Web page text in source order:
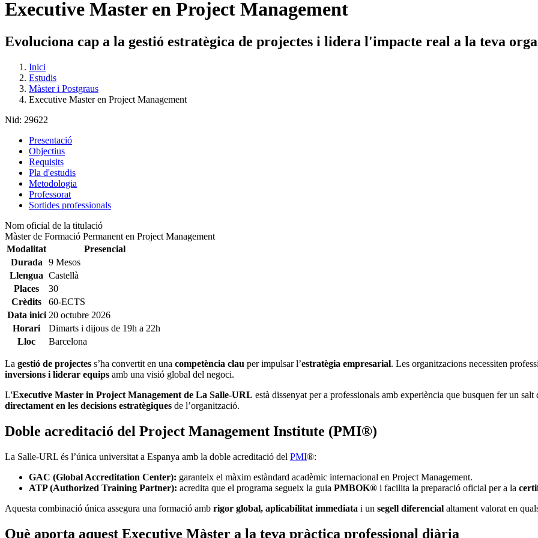
Executive Master en Project Management
Evoluciona cap a la gestió estratègica de projectes i lidera l'impacte real a la teva
Inici
Estudis
Màster i Postgraus
Executive Master en Project Management
Nid: 29622
Presentació
Objectius
Requisits
Pla d'estudis
Metodologia
Professorat
Sortides professionals
Nom oficial de la titulació
Màster de Formació Permanent en Project Management
Modalitat
Presencial
Durada
9 Mesos
Llengua Castellà
Places
30
Crèdits
60-ECTS
Data inici 20 octubre 2026
Horari
Dimarts i dijous de 19h a 22h
Lloc
Barcelona
La gestió de projectes s’ha convertit en una competència clau per impulsar l’estratègia empresarial. Les organitzacions necessiten
inversions i liderar equips amb una visió global del negoci.
L'Executive Master in Project Management de La Salle-URL està dissenyat per a professionals amb experiència que busquen fer un
directament en les decisions estratègiques de l’organització.
Doble acreditació del Project Management Institute (PMI®)
La Salle-URL és l’única universitat a Espanya amb la doble acreditació del PMI®:
GAC (Global Accreditation Center): garanteix el màxim estàndard acadèmic internacional en Project Management.
ATP (Authorized Training Partner): acredita que el programa segueix la guia PMBOK® i facilita la preparació oficial per a la
Aquesta combinació única assegura una formació amb rigor global, aplicabilitat immediata i un segell diferencial altament valorat en
Què aporta aquest Executive Màster a la teva pràctica professional diària